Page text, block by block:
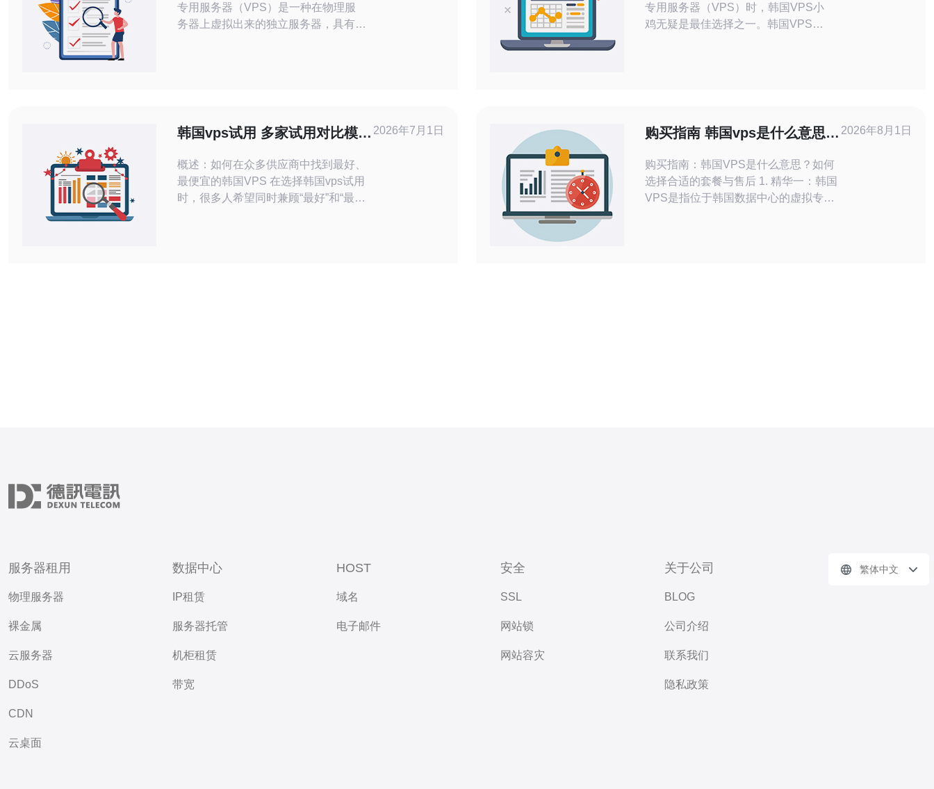
专用服务器（VPS）是一种在物理服
务器上虚拟出来的独立服务器，具有更
能稳定。虽然价格便宜，但仍有较高的
带宽和稳定的
专用服务器（VPS）时，韩国VPS小
鸡无疑是最佳选择之一。韩国VPS小
储空间，确保用户能够获得快速、稳定
的服务器性能。此
韩国vps试用 多家试用对比模板
概述：如何在众多供应商中找到最好、
最便宜的韩国VPS 在选择韩国vps试用
时，很多人希望同时兼顾“最好”和“最便
2026年7月1日
购买指南 韩国vps是什么意思
购买指南：韩国VPS是什么意思？如何
选择合适的套餐与售后 1. 精华一：韩国
VPS是指位于韩国数据中心的虚拟专用
2026年8月1日
服务器租用
物理服务器
裸金属
云服务器
DDoS
CDN
云桌面
数据中心
IP租赁
服务器托管
机柜租赁
带宽
HOST
域名
电子邮件
安全
SSL
网站锁
网站容灾
关于公司
BLOG
公司介绍
联系我们
隐私政策
繁体中文